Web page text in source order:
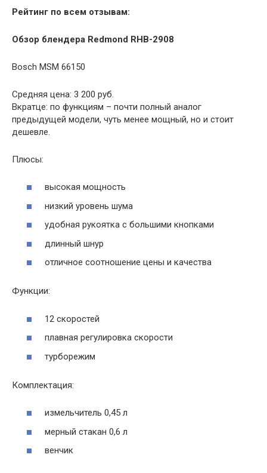
Рейтинг по всем отзывам:
Обзор блендера Redmond RHB-2908
Bosch MSM 66150
Средняя цена: 3 200 руб.
Вкратце: по функциям – почти полный аналог
предыдущей модели, чуть менее мощный, но и стоит
дешевле.
Плюсы:
высокая мощность
низкий уровень шума
удобная рукоятка с большими кнопками
длинный шнур
отличное соотношение цены и качества
Функции:
12 скоростей
плавная регулировка скорости
турборежим
Комплектация:
измельчитель 0,45 л
мерный стакан 0,6 л
венчик